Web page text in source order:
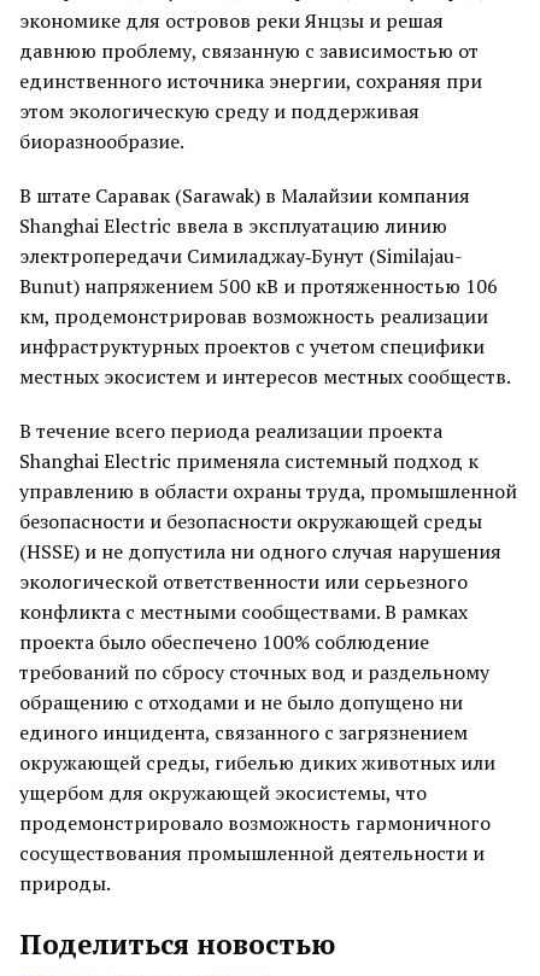
экономике для островов реки Янцзы и решая
давнюю проблему, связанную с зависимостью от
единственного источника энергии, сохраняя при
этом экологическую среду и поддерживая
биоразнообразие.
В штате Саравак (Sarawak) в Малайзии компания
Shanghai Electric ввела в эксплуатацию линию
электропередачи Симиладжау‑Бунут (Similajau-
Bunut) напряжением 500 кВ и протяженностью 106
км, продемонстрировав возможность реализации
инфраструктурных проектов с учетом специфики
местных экосистем и интересов местных сообществ.
В течение всего периода реализации проекта
Shanghai Electric применяла системный подход к
управлению в области охраны труда, промышленной
безопасности и безопасности окружающей среды
(HSSE) и не допустила ни одного случая нарушения
экологической ответственности или серьезного
конфликта с местными сообществами. В рамках
проекта было обеспечено 100% соблюдение
требований по сбросу сточных вод и раздельному
обращению с отходами и не было допущено ни
единого инцидента, связанного с загрязнением
окружающей среды, гибелью диких животных или
ущербом для окружающей экосистемы, что
продемонстрировало возможность гармоничного
сосуществования промышленной деятельности и
природы.
Поделиться новостью